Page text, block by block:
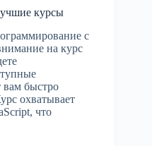
курсы
с
на курс
вам быстро
охватывает
что